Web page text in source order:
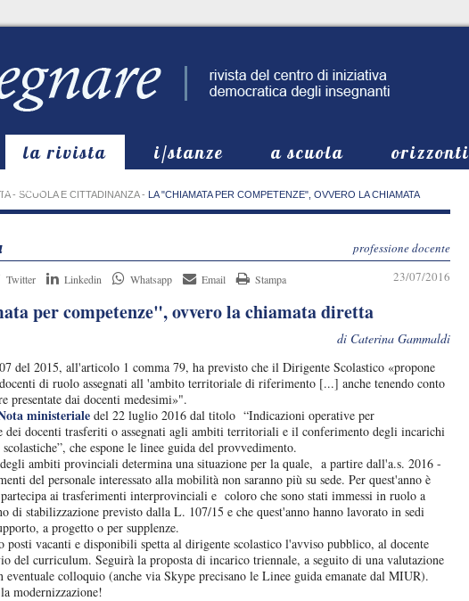
la rivista i/stanze a scuola orizzonti
- SCUOLA E CITTADINANZA- LA "CHIAMATA PER COMPETENZE", OVVERO LA CHIAMATA
professione docente
Twitter Linkedin Whatsapp Email Stampa 23/07/2016
per competenze", ovvero la chiamata diretta
di Caterina Gammaldi
del 2015, all'articolo 1 comma 79, ha previsto che il Dirigente Scolastico «propone
di ruolo assegnati all 'ambito territoriale di riferimento [...] anche tenendo conto
presentate dai docenti medesimi»".
ministeriale del 22 luglio 2016 dal titolo “Indicazioni operative per
dei docenti trasferiti o assegnati agli ambiti territoriali e il conferimento degli incarichi
che espone le linee guida del provvedimento.
ambiti provinciali determina una situazione per la quale, a partire dall'a.s. 2016 -
del personale interessato alla mobilità non saranno più su sede. Per quest'anno è
ai trasferimenti interprovinciali e coloro che sono stati immessi in ruolo a
di stabilizzazione previsto dalla L. 107/15 e che quest'anno hanno lavorato in sedi
a progetto o per supplenze.
posti vacanti e disponibili spetta al dirigente scolastico l'avviso pubblico, al docente
del curriculum. Seguirà la proposta di incarico triennale, a seguito di una valutazione
colloquio (anche via Skype precisano le Linee guida emanate dal MIUR).
modernizzazione!